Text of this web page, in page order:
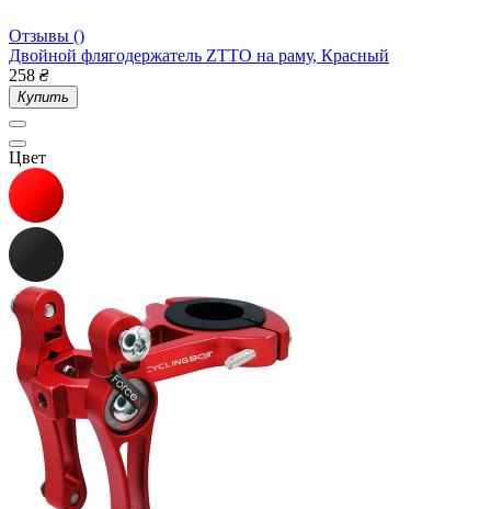
Отзывы ()
Двойной флягодержатель ZTTO на раму, Красный
258 ₴
Купить
Цвет